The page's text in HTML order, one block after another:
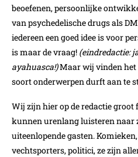
beoefenen, persoonlijke
van psychedelische drugs als
iedereen een goed idee is voor
is maar de vraag! (eindredactie:
ayahuasca!)Maar wij vinden het
soort onderwerpen durft aan te
Wij zijn hier op de redactie groot
kunnen urenlang luisteren naar
uiteenlopende gasten.
vechtsporters, politici, ze zijn